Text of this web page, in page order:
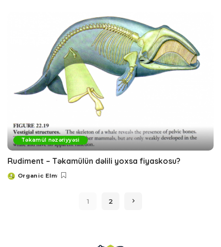
Təkamül nəzəriyyəsi
Rudiment – Təkamülün dəlili yoxsa fiyaskosu?
Posted
Organic Elm
1 2